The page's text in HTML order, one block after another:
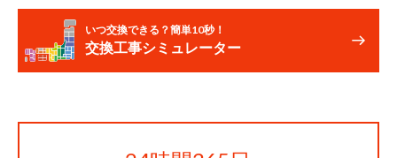
いつ交換できる？簡単10秒！
交換工事シミュレーター